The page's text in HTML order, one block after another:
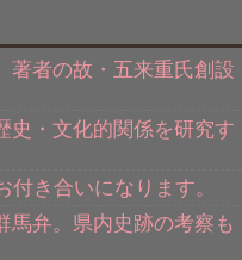
著者の故・五来重氏創設
史・文化的関係を研究す
き合いになります。
馬弁。県内史跡の考察も